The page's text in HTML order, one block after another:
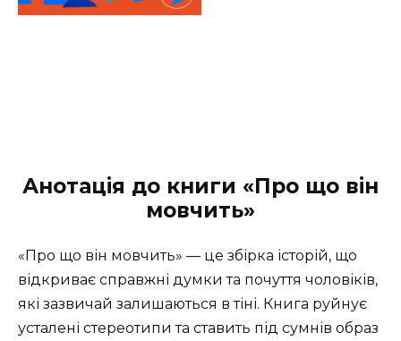
Анотація до книги «Про що він
мовчить»
«Про що він мовчить» — це збірка історій, що
відкриває справжні думки та почуття чоловіків,
які зазвичай залишаються в тіні. Книга руйнує
усталені стереотипи та ставить під сумнів образ